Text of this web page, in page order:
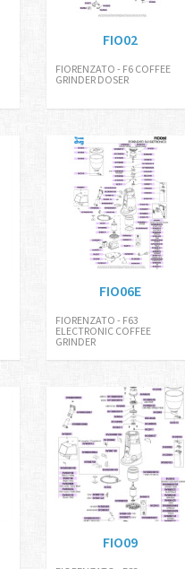
FIO02
FIORENZATO - F6 COFFEE
GRINDER DOSER
FIO06E
FIORENZATO - F63
ELECTRONIC COFFEE
GRINDER
FIO09